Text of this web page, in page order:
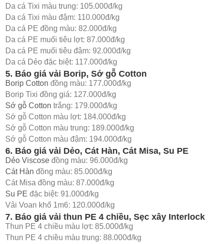
Da cá Tixi màu trung: 105.000đ/kg
Da cá Tixi màu đậm: 110.000đ/kg
Da cá PE đồng màu: 82.000đ/kg
Da cá PE muối tiêu lợt: 87.000đ/kg
Da cá PE muối tiêu đậm: 92.000đ/kg
Da cá Dẻo đặc biệt: 117.000đ/kg
5. Báo giá vải Borip, Sớ gỗ Cotton
Borip Cotton đồng màu: 177.000đ/kg
Borip Tixi đồng giá: 127.000đ/kg
Sớ gỗ Cotton trắng: 179.000đ/kg
Sớ gỗ Cotton màu lợt: 184.000đ/kg
Sớ gỗ Cotton màu trung: 189.000đ/kg
Sớ gỗ Cotton màu đậm: 194.000đ/kg
6. Báo giá vải Dẻo, Cát Hàn, Cát Misa, Su PE
Dẻo Viscose đồng màu: 96.000đ/kg
Cát Hàn đồng màu: 85.000đ/kg
Cát Misa đồng màu: 87.000đ/kg
Su PE đặc biệt: 91.000đ/kg
Vải Voan khổ 1m6: 120.000đ/kg
7. Báo giá vải thun PE 4 chiều, Sẹc xây Interlock
Thun PE 4 chiều màu lợt: 85.000đ/kg
Thun PE 4 chiều màu trung: 88.000đ/kg